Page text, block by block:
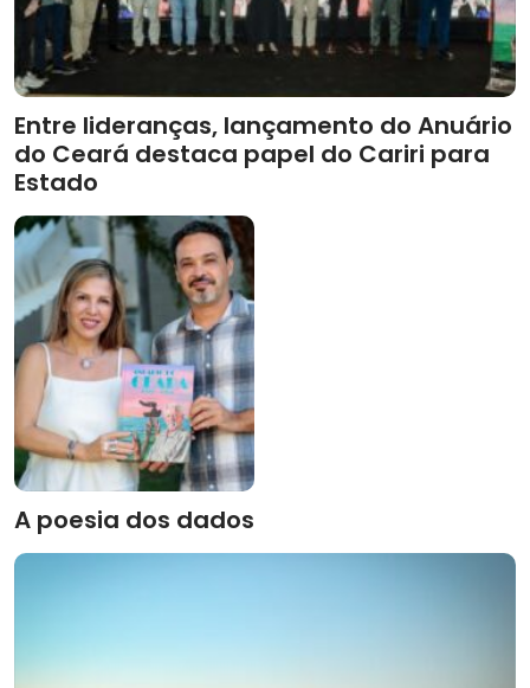
Entre lideranças, lançamento do Anuário
do Ceará destaca papel do Cariri para
Estado
A poesia dos dados